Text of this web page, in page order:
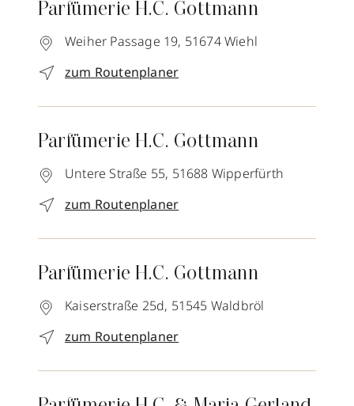
Parfümerie H.C. Gottmann
Weiher Passage 19, 51674Wiehl
zum Routenplaner
Parfümerie H.C. Gottmann
Untere Straße 55, 51688 Wipperfürth
zum Routenplaner
Parfümerie H.C. Gottmann
Kaiserstraße 25d, 51545 Waldbröl
zum Routenplaner